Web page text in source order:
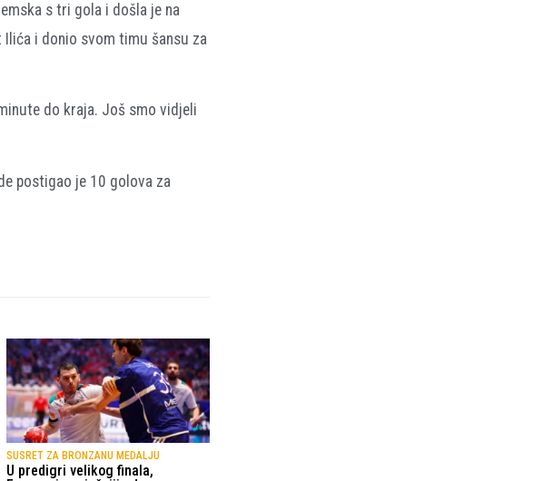
s tri gola i došla je na
i donio svom timu šansu za
do kraja. Još smo vidjeli
postigao je 10 golova za
SUSRET ZA BRONZANU MEDALJU
U predigri velikog finala,